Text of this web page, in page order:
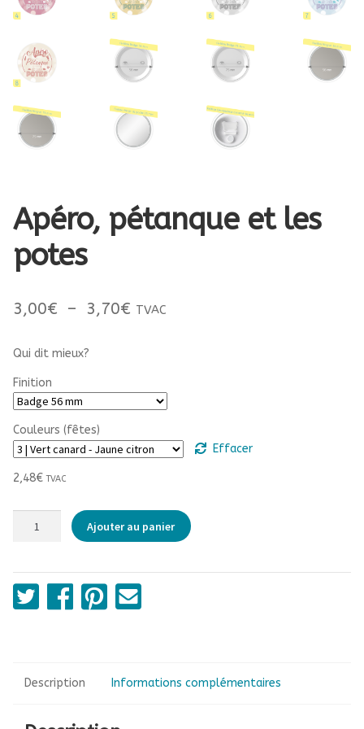
Apéro, pétanque et les
potes
3,00€ – 3,70€ Plage
à
3,70€
TVAC
Qui dit mieux?
Finition
Couleurs (fêtes)
Effacer
2,48€ TVAC
pétanque
et
les
Ajouter au panier
Description Informations complémentaires